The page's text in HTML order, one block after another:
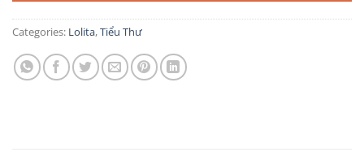
Categories: Lolita,Tiểu Thư